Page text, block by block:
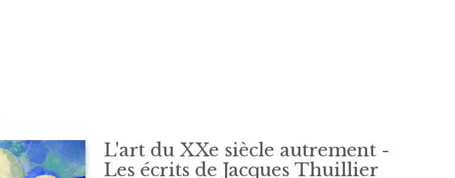
L'art du XXe siècle autrement -
Les écrits de Jacques Thuillier